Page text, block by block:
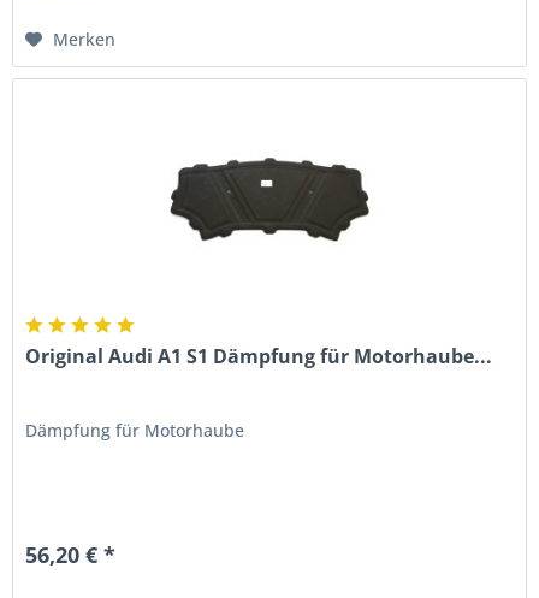
Merken
Original Audi A1 S1 Dämpfung für Motorhaube...
Dämpfung für Motorhaube
56,20 € *